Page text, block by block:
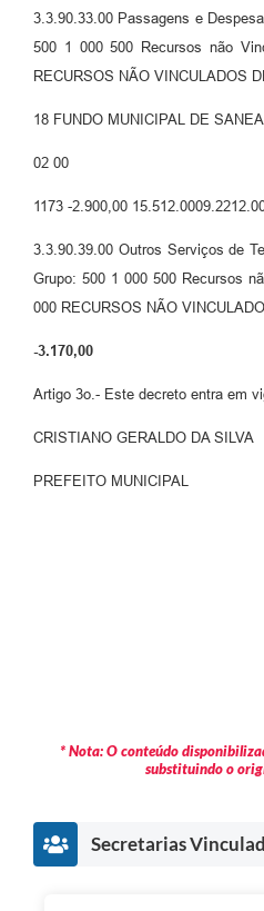
3.3.90.33.00 Passagens e
500 1 000 500 Recursos não
RECURSOS NÃO VINCULADOS
18 FUNDO MUNICIPAL DE
02 00
1173 -2.900,00
3.3.90.39.00 Outros Serviços de
Grupo: 500 1 000 500 Recursos
000 RECURSOS NÃO
-3.170,00
Artigo 3o.- Este decreto entra em
CRISTIANO GERALDO DA SILVA
PREFEITO MUNICIPAL
* Nota: O conteúdo
substituindo o
Secretarias